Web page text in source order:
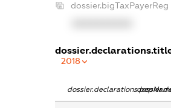
dossier.bigTaxPayerReg
2018